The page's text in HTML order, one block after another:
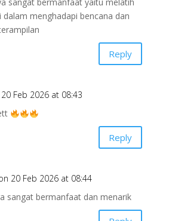
dalam menghadapi bencana dan
Reply
Feb 2026 at 08:43
Reply
20 Feb 2026 at 08:44
sangat bermanfaat dan menarik